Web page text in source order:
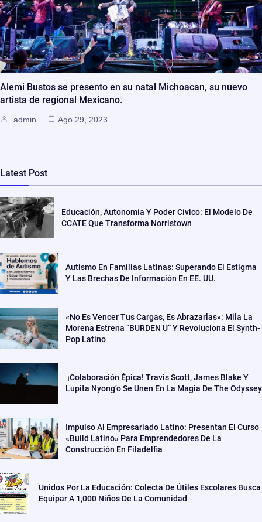
Alemi Bustos se presento en su natal Michoacan, su nuevo
artista de regional Mexicano.
admin Ago 29, 2023
Latest Post
Educación, Autonomía Y Poder Cívico: El Modelo De
CCATE Que Transforma Norristown
Autismo En Familias Latinas: Superando El Estigma
Y Las Brechas De Información En EE. UU.
«No Es Vencer Tus Cargas, Es Abrazarlas»: Mila La
Morena Estrena “BURDEN U” Y Revoluciona El Synth-
Pop Latino
¡Colaboración Épica! Travis Scott, James Blake Y
Lupita Nyong’o Se Unen En La Magia De The Odyssey
Impulso Al Empresariado Latino: Presentan El Curso
«Build Latino» Para Emprendedores De La
Construcción En Filadelfia
Unidos Por La Educación: Colecta De Útiles Escolares Busca
Equipar A 1,000 Niños De La Comunidad